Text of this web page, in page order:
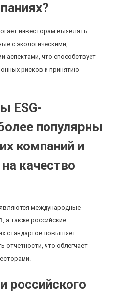
инвесторам выявлять
с экологическими,
аспектами, что способствует
рисков и принятию
ESG-
популярны
компаний и
качество
международные
а также российские
стандартов повышает
отчетности, что облегчает
российского